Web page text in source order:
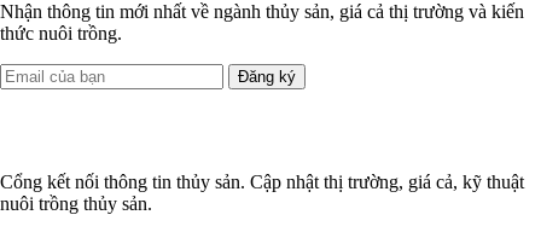
Nhận thông tin mới nhất về ngành thủy sản, giá cả thị trường và kiến
thức nuôi trồng.
Đăng ký
Cổng kết nối thông tin thủy sản. Cập nhật thị trường, giá cả, kỹ thuật
nuôi trồng thủy sản.